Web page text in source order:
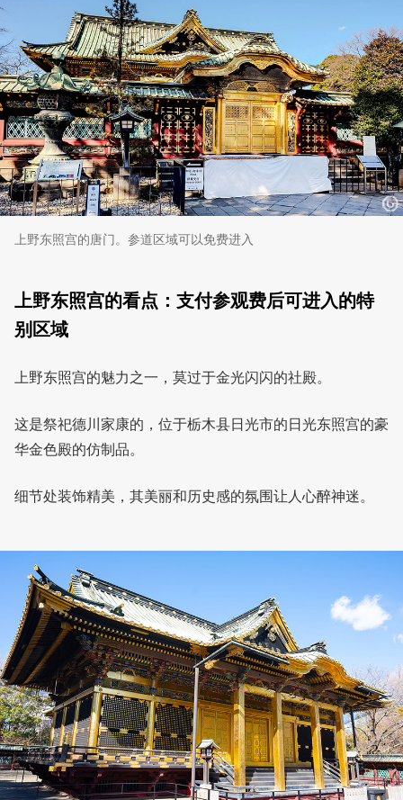
上野东照宫的唐门。参道区域可以免费进入
上野东照宫的看点：支付参观费后可进入的特
别区域
上野东照宫的魅力之一，莫过于金光闪闪的社殿。
这是祭祀德川家康的，位于栃木县日光市的日光东照宫的豪
华金色殿的仿制品。
细节处装饰精美，其美丽和历史感的氛围让人心醉神迷。